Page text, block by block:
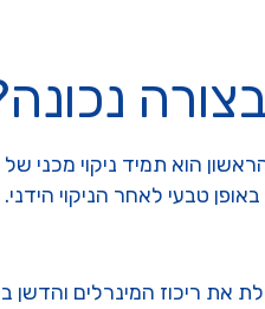
הוא תמיד ניקוי מכני
טבעי לאחר הניקוי הידני.
ריכוז המינרלים והדשן